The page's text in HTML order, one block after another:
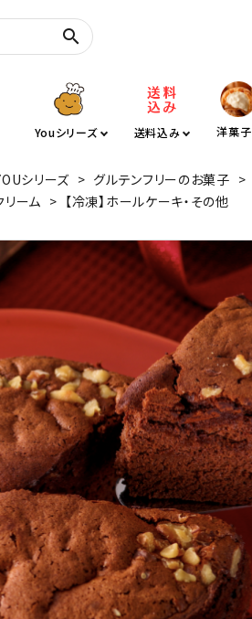
search
Youシリーズ 送料込み 洋菓子
シリーズ > グルテンフリーのお菓子 >
リーム > 【冷凍】ホールケーキ・その他